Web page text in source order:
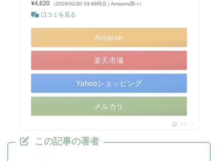
¥4,620
（2026/02/20 03:48時点 | Amazon調べ）
口コミを見る
Amazon
楽天市場
Yahooショッピング
メルカリ
ポチップ
この記事の著者